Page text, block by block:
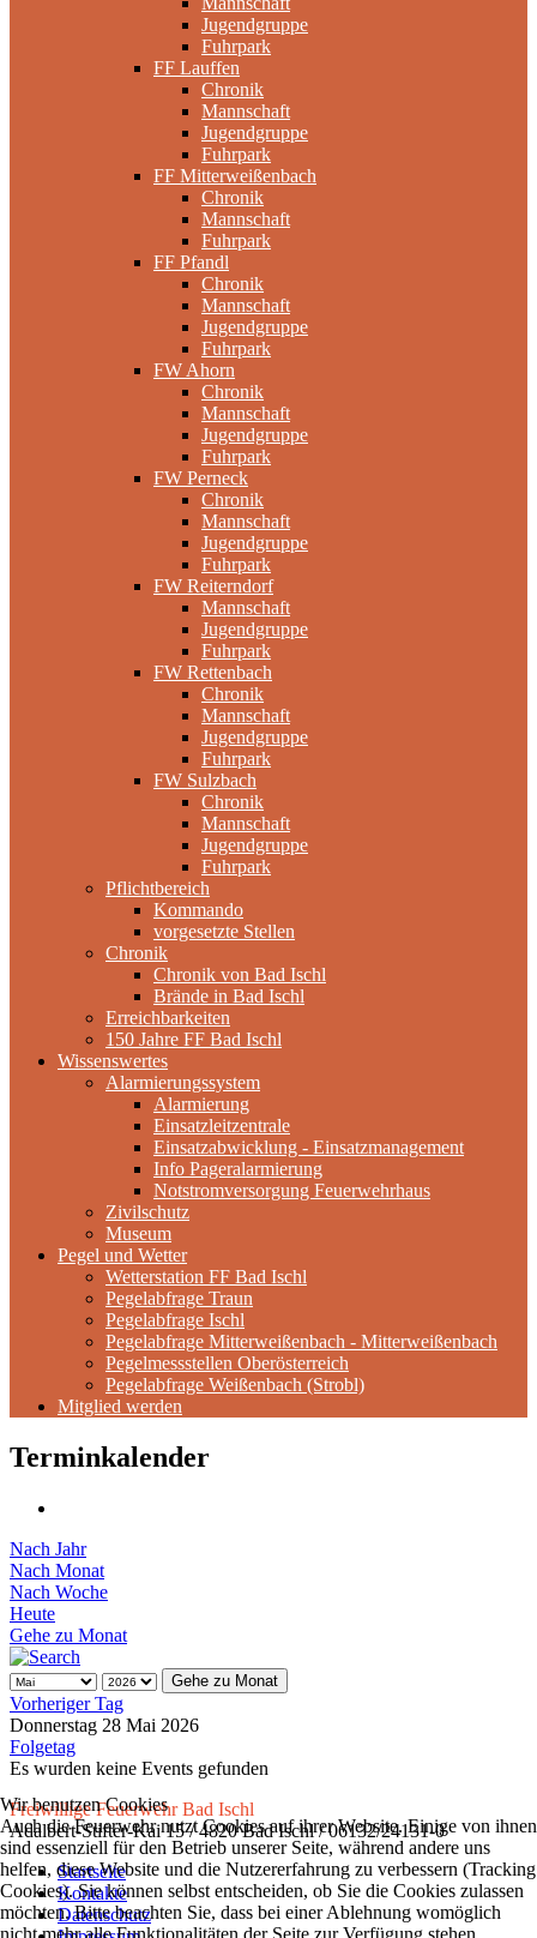
Jugendgruppe
Fuhrpark
FF Lauffen
Chronik
Mannschaft
Jugendgruppe
Fuhrpark
FF Mitterweißenbach
Chronik
Mannschaft
Fuhrpark
FF Pfandl
Chronik
Mannschaft
Jugendgruppe
Fuhrpark
FW Ahorn
Chronik
Mannschaft
Jugendgruppe
Fuhrpark
FW Perneck
Chronik
Mannschaft
Jugendgruppe
Fuhrpark
FW Reiterndorf
Mannschaft
Jugendgruppe
Fuhrpark
FW Rettenbach
Chronik
Mannschaft
Jugendgruppe
Fuhrpark
FW Sulzbach
Chronik
Mannschaft
Jugendgruppe
Fuhrpark
Pflichtbereich
Kommando
vorgesetzte Stellen
Chronik
Chronik von Bad Ischl
Brände in Bad Ischl
Erreichbarkeiten
150 Jahre FF Bad Ischl
Wissenswertes
Alarmierungssystem
Alarmierung
Einsatzleitzentrale
Einsatzabwicklung - Einsatzmanagement
Info Pageralarmierung
Notstromversorgung Feuerwehrhaus
Zivilschutz
Museum
Pegel und Wetter
Wetterstation FF Bad Ischl
Pegelabfrage Traun
Pegelabfrage Ischl
Pegelabfrage Mitterweißenbach - Mitterweißenbach
Pegelmessstellen Oberösterreich
Pegelabfrage Weißenbach (Strobl)
Mitglied werden
Terminkalender
Nach Jahr
Nach Monat
Nach Woche
Heute
Gehe zu Monat
Gehe zu Monat
Vorheriger Tag
Donnerstag 28 Mai 2026
Folgetag
Es wurden keine Events gefunden
Freiwillige Feuerwehr Bad Ischl
Adalbert-Stifter-Kai 15 / 4820 Bad Ischl / 06132/24131-0
Startseite
Kontakte
Datenschutz
Wir benutzen Cookies
Auch die Feuerwehr nutzt Cookies auf ihrer Website. Einige von ihnen
sind essenziell für den Betrieb unserer Seite, während andere uns
helfen, diese Website und die Nutzererfahrung zu verbessern (Tracking
Cookies). Sie können selbst entscheiden, ob Sie die Cookies zulassen
möchten. Bitte beachten Sie, dass bei einer Ablehnung womöglich
nicht mehr alle Funktionalitäten der Seite zur Verfügung stehen.